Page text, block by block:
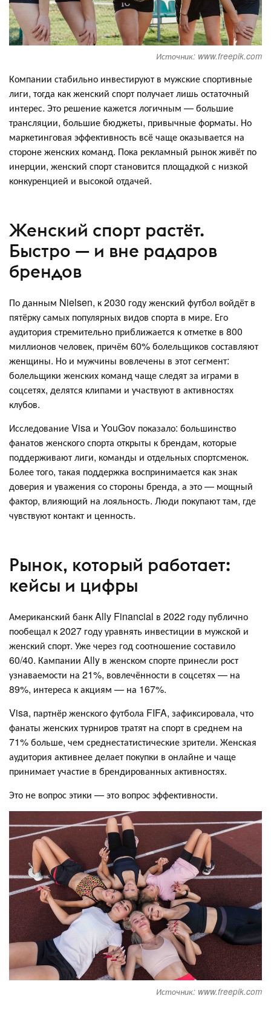
Источник: www.freepik.com
Компании стабильно инвестируют в мужские спортивные
лиги, тогда как женский спорт получает лишь остаточный
интерес. Это решение кажется логичным — большие
трансляции, большие бюджеты, привычные форматы. Но
маркетинговая эффективность всё чаще оказывается на
стороне женских команд. Пока рекламный рынок живёт по
инерции, женский спорт становится площадкой с низкой
конкуренцией и высокой отдачей.
Женский спорт растёт.
Быстро — и вне радаров
брендов
По данным Nielsen, к 2030 году женский футбол войдёт в
пятёрку самых популярных видов спорта в мире. Его
аудитория стремительно приближается к отметке в 800
миллионов человек, причём 60% болельщиков составляют
женщины. Но и мужчины вовлечены в этот сегмент:
болельщики женских команд чаще следят за играми в
соцсетях, делятся клипами и участвуют в активностях
клубов.
Исследование Visa и YouGov показало: большинство
фанатов женского спорта открыты к брендам, которые
поддерживают лиги, команды и отдельных спортсменок.
Более того, такая поддержка воспринимается как знак
доверия и уважения со стороны бренда, а это — мощный
фактор, влияющий на лояльность. Люди покупают там, где
чувствуют контакт и ценность.
Рынок, который работает:
кейсы и цифры
Американский банк Ally Financial в 2022 году публично
пообещал к 2027 году уравнять инвестиции в мужской и
женский спорт. Уже через год соотношение составило
60/40. Кампании Ally в женском спорте принесли рост
узнаваемости на 21%, вовлечённости в соцсетях — на
89%, интереса к акциям — на 167%.
Visa, партнёр женского футбола FIFA, зафиксировала, что
фанаты женских турниров тратят на спорт в среднем на
71% больше, чем среднестатистические зрители. Женская
аудитория активнее делает покупки в онлайне и чаще
принимает участие в брендированных активностях.
Это не вопрос этики — это вопрос эффективности.
Источник: www.freepik.com